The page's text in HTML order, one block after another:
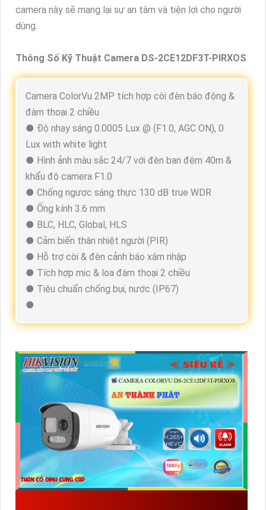
camera này sẽ mang lại sự an tâm và tiện lợi cho người
dùng.
Thông Số Kỹ Thuật Camera DS-2CE12DF3T-PIRXOS
Camera ColorVu 2MP tích hợp còi đèn báo động &
đàm thoại 2 chiều
● Độ nhạy sáng 0.0005 Lux @ (F1.0, AGC ON), 0
Lux with white light
● Hình ảnh màu sắc 24/7 với đèn ban đêm 40m &
khẩu độ camera F1.0
● Chống ngược sáng thực 130 dB true WDR
● Ống kính 3.6 mm
● BLC, HLC, Global, HLS
● Cảm biến thân nhiệt người (PIR)
● Hỗ trợ còi & đèn cảnh báo xâm nhập
● Tích hợp mic & loa đàm thoại 2 chiều
● Tiêu chuẩn chống bụi, nước (IP67)
●